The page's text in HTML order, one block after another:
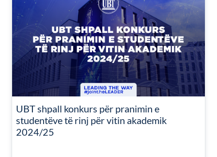
UBT shpall konkurs për pranimin e
studentëve të rinj për vitin akademik
2024/25